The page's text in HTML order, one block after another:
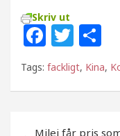
Skriv ut
F
a
c
e
b
T
w
itt
e
r
el
a
Tags: fackligt, Kina,
Milei får pris